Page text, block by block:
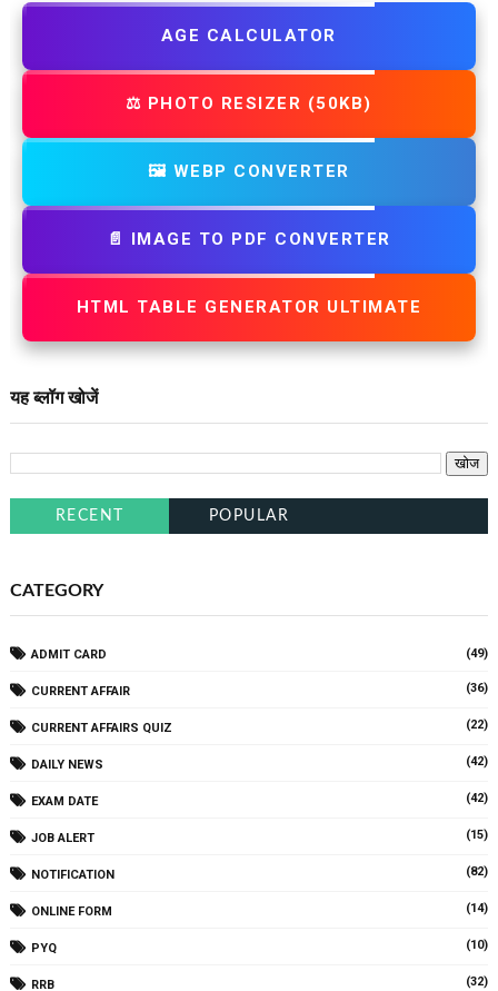
AGE CALCULATOR
⚖️ PHOTO RESIZER (50KB)
🖼️ WEBP CONVERTER
📄 IMAGE TO PDF CONVERTER
HTML TABLE GENERATOR ULTIMATE
यह ब्लॉग खोजें
RECENT POPULAR
CATEGORY
ADMIT CARD (49)
CURRENT AFFAIR (36)
CURRENT AFFAIRS QUIZ (22)
DAILY NEWS (42)
EXAM DATE (42)
JOB ALERT (15)
NOTIFICATION (82)
ONLINE FORM (14)
PYQ (10)
RRB (32)